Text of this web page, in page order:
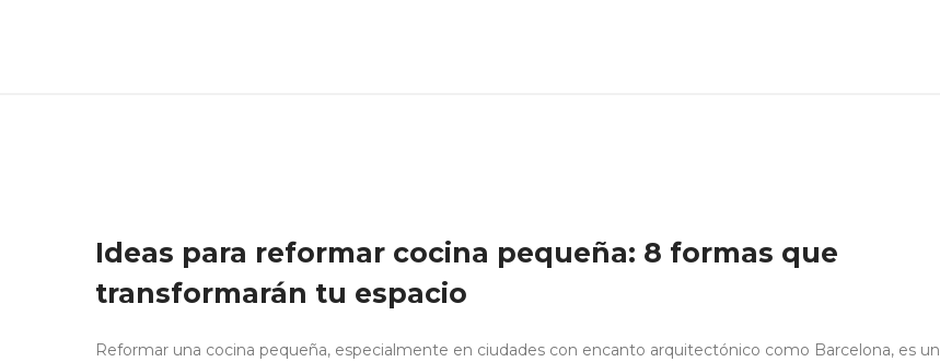
Ideas para reformar cocina pequeña: 8 formas que
transformarán tu espacio
Reformar una cocina pequeña, especialmente en ciudades con encanto arquitectónico como Barcelona, es un